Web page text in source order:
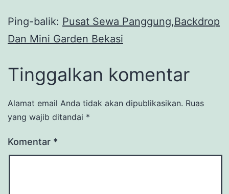
Ping-balik: Pusat Sewa Panggung,Backdrop
Dan Mini Garden Bekasi
Tinggalkan komentar
Alamat email Anda tidak akan dipublikasikan. Ruas
yang wajib ditandai *
Komentar *